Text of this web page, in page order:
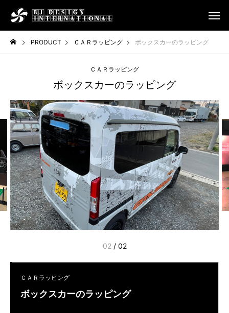
PRODUCT ＣＡＲラッピング ボックスカーのラッピング
ＣＡＲラッピング
ボックスカーのラッピング
02/ 02
ＣＡＲラッピング
ボックスカーのラッピング